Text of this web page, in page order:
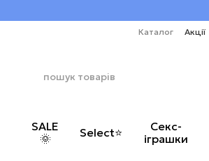
Каталог Акції
SALE
🌞
Select⭐
Секс-
іграшки